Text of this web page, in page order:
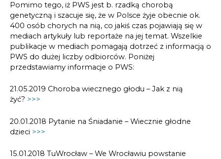
Pomimo tego, iż PWS jest b. rzadką chorobą
genetyczną i szacuje się, że w Polsce żyje obecnie ok.
400 osób chorych na nią, co jakiś czas pojawiają się w
mediach artykuły lub reportaże na jej temat. Wszelkie
publikacje w mediach pomagają dotrzeć z informacją o
PWS do dużej liczby odbiorców. Poniżej
przedstawiamy informacje o PWS:
21.05.2019 Choroba wiecznego głodu – Jak z nią
żyć? >>>
20.01.2018 Pytanie na Śniadanie – Wiecznie głodne
dzieci >>>
15.01.2018 TuWrocław – We Wrocławiu powstanie